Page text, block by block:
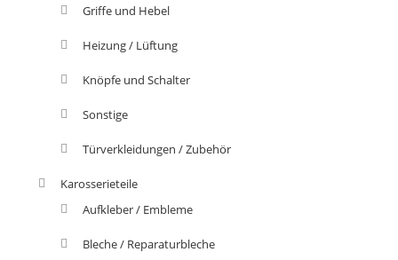
Griffe und Hebel
Heizung / Lüftung
Knöpfe und Schalter
Sonstige
Türverkleidungen / Zubehör
Karosserieteile
Aufkleber / Embleme
Bleche / Reparaturbleche